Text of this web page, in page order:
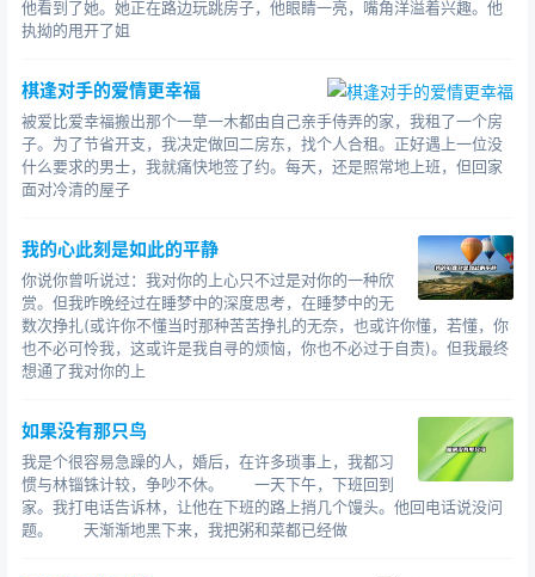
他看到了她。她正在路边玩跳房子，他眼睛一亮，嘴角洋溢着兴趣。他
执拗的甩开了姐
棋逢对手的爱情更幸福
被爱比爱幸福搬出那个一草一木都由自己亲手侍弄的家，我租了一个房
子。为了节省开支，我决定做回二房东，找个人合租。正好遇上一位没
什么要求的男士，我就痛快地签了约。每天，还是照常地上班，但回家
面对冷清的屋子
我的心此刻是如此的平静
你说你曾听说过：我对你的上心只不过是对你的一种欣
赏。但我昨晚经过在睡梦中的深度思考，在睡梦中的无
数次挣扎(或许你不懂当时那种苦苦挣扎的无奈，也或许你懂，若懂，你
也不必可怜我，这或许是我自寻的烦恼，你也不必过于自责)。但我最终
想通了我对你的上
如果没有那只鸟
我是个很容易急躁的人，婚后，在许多琐事上，我都习
惯与林锱铢计较，争吵不休。 一天下午，下班回到
家。我打电话告诉林，让他在下班的路上捎几个馒头。他回电话说没问
题。 天渐渐地黑下来，我把粥和菜都已经做